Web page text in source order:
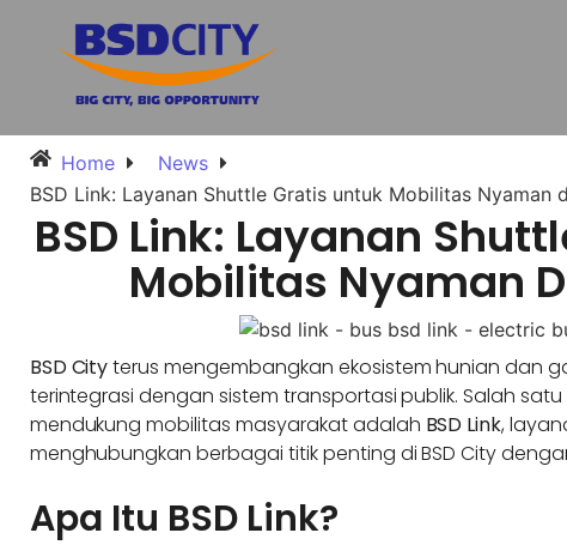
Home
News
BSD Link: Layanan Shuttle Gratis untuk Mobilitas Nyaman
BSD Link: Layanan
Mobilitas Nyaman
BSD Cityterus mengembangkan ekosistem hunian dan
terintegrasi dengan sistem transportasi publik. Salah
mendukung mobilitas masyarakat adalah BSD Link,
menghubungkan berbagai titik penting di BSD City
Apa Itu BSD Link?